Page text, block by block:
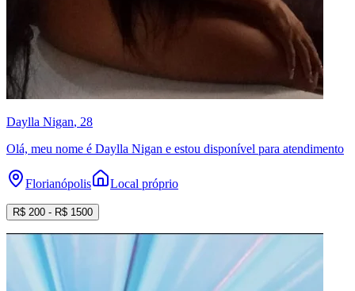
Daylla Nigan, 28
Olá, meu nome é Daylla Nigan e estou disponível para atendimento
Florianópolis Local próprio
R$ 200 - R$ 1500